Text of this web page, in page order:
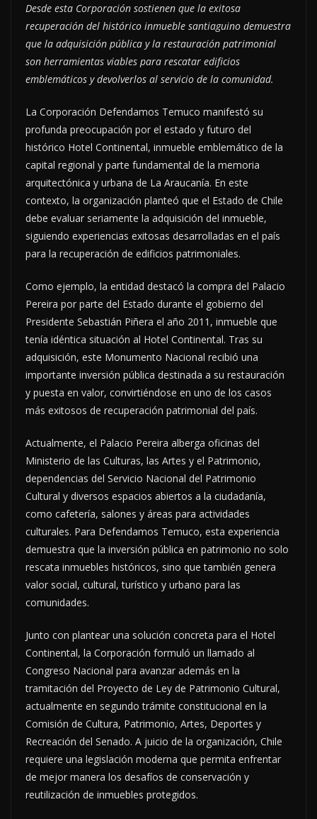
Desde esta Corporación sostienen que la exitosa
recuperación del histórico inmueble santiaguino demuestra
que la adquisición pública y la restauración patrimonial
son herramientas viables para rescatar edificios
emblemáticos y devolverlos al servicio de la comunidad.
La Corporación Defendamos Temuco manifestó su
profunda preocupación por el estado y futuro del
histórico Hotel Continental, inmueble emblemático de la
capital regional y parte fundamental de la memoria
arquitectónica y urbana de La Araucanía. En este
contexto, la organización planteó que el Estado de Chile
debe evaluar seriamente la adquisición del inmueble,
siguiendo experiencias exitosas desarrolladas en el país
para la recuperación de edificios patrimoniales.
Como ejemplo, la entidad destacó la compra del Palacio
Pereira por parte del Estado durante el gobierno del
Presidente Sebastián Piñera el año 2011, inmueble que
tenía idéntica situación al Hotel Continental. Tras su
adquisición, este Monumento Nacional recibió una
importante inversión pública destinada a su restauración
y puesta en valor, convirtiéndose en uno de los casos
más exitosos de recuperación patrimonial del país.
Actualmente, el Palacio Pereira alberga oficinas del
Ministerio de las Culturas, las Artes y el Patrimonio,
dependencias del Servicio Nacional del Patrimonio
Cultural y diversos espacios abiertos a la ciudadanía,
como cafetería, salones y áreas para actividades
culturales. Para Defendamos Temuco, esta experiencia
demuestra que la inversión pública en patrimonio no solo
rescata inmuebles históricos, sino que también genera
valor social, cultural, turístico y urbano para las
comunidades.
Junto con plantear una solución concreta para el Hotel
Continental, la Corporación formuló un llamado al
Congreso Nacional para avanzar además en la
tramitación del Proyecto de Ley de Patrimonio Cultural,
actualmente en segundo trámite constitucional en la
Comisión de Cultura, Patrimonio, Artes, Deportes y
Recreación del Senado. A juicio de la organización, Chile
requiere una legislación moderna que permita enfrentar
de mejor manera los desafíos de conservación y
reutilización de inmuebles protegidos.